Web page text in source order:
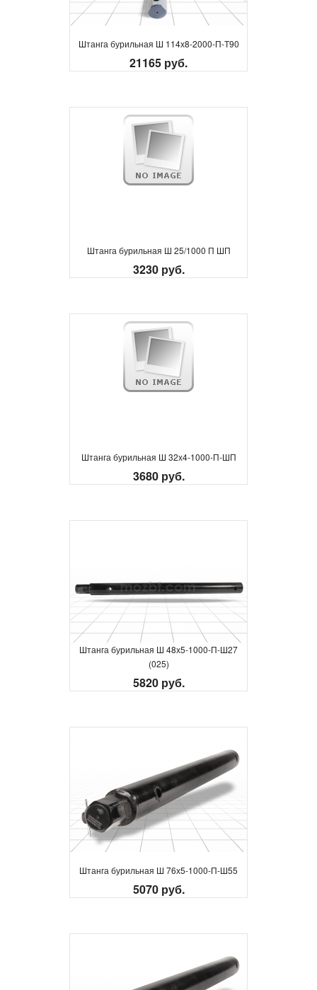
Штанга бурильная Ш 114х8-2000-П-Т90
21165 руб.
Штанга бурильная Ш 25/1000 П ШП
3230 руб.
Штанга бурильная Ш 32х4-1000-П-ШП
3680 руб.
Штанга бурильная Ш 48х5-1000-П-Ш27
(025)
5820 руб.
Штанга бурильная Ш 76х5-1000-П-Ш55
5070 руб.